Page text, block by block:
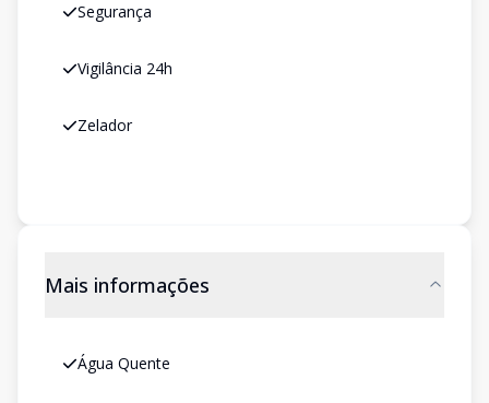
Segurança
Vigilância 24h
Zelador
Mais informações
Água Quente